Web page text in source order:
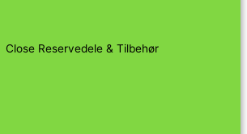
Close Reservedele & Tilbehør